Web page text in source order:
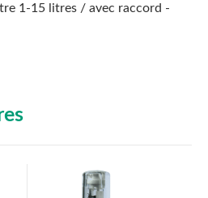
1-15 litres / avec raccord -